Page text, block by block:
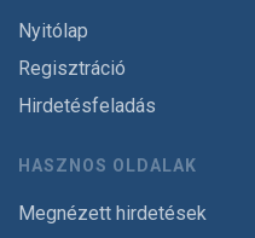
Nyitólap
Regisztráció
Hirdetésfeladás
HASZNOS OLDALAK
Megnézett hirdetések